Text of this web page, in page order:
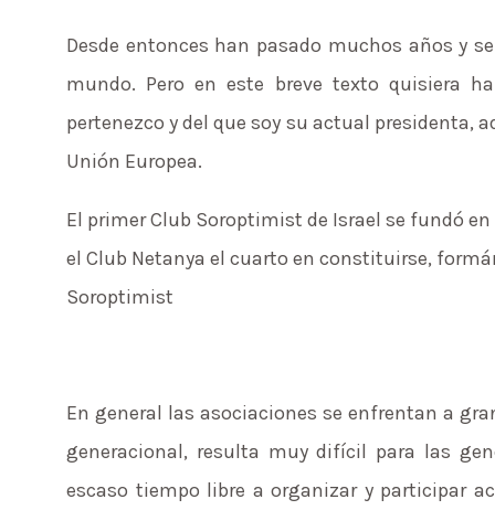
Desde entonces han pasado muchos años y
mundo. Pero en este breve texto quisiera
pertenezco y del que soy su actual presidenta,
Unión Europea.
El primer Club Soroptimist de Israel se fundó
el Club Netanya el cuarto en constituirse,
Soroptimist
En general las asociaciones se enfrentan a
generacional, resulta muy difícil para las
escaso tiempo libre a organizar y participar